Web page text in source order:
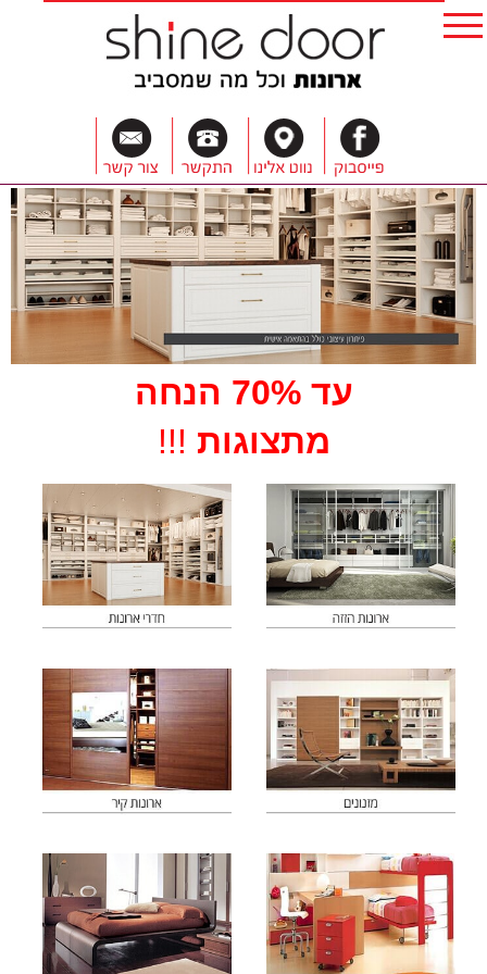
עד 70% הנחה
מתצוגות !!!